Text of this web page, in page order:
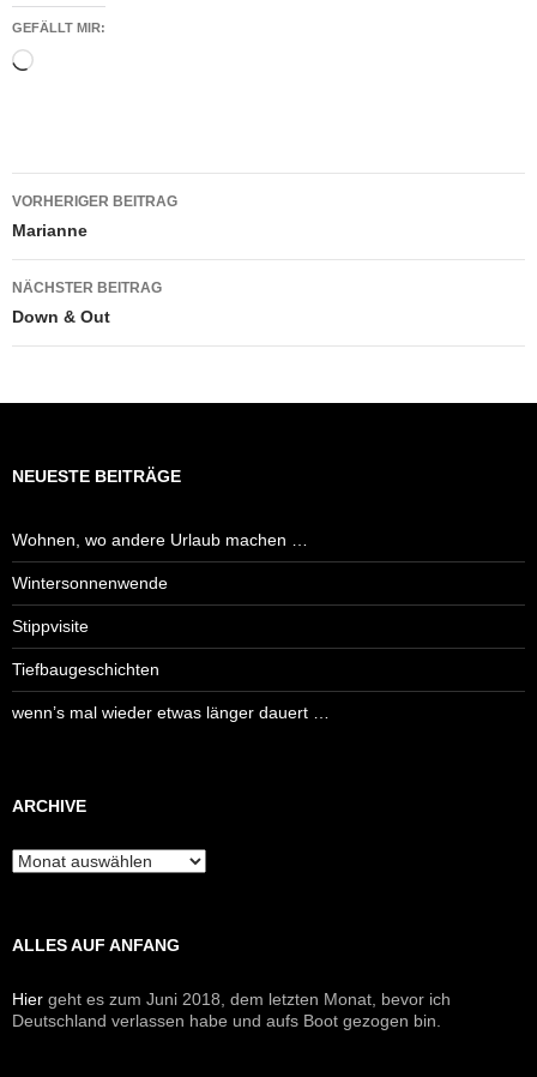
GEFÄLLT MIR:
Wird
Beitragsnavigation
VORHERIGER BEITRAG
Marianne
NÄCHSTER BEITRAG
Down & Out
NEUESTE BEITRÄGE
Wohnen, wo andere Urlaub machen …
Wintersonnenwende
Stippvisite
Tiefbaugeschichten
wenn’s mal wieder etwas länger dauert …
ARCHIVE
Archive
ALLES AUF ANFANG
Hier geht es zum Juni 2018, dem letzten Monat, bevor ich
Deutschland verlassen habe und aufs Boot gezogen bin.